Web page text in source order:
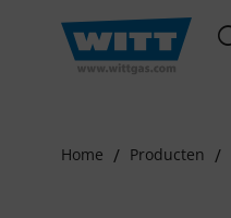
Home Producten